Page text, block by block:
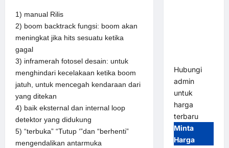
1) manual Rilis
2) boom backtrack fungsi: boom akan
meningkat jika hits sesuatu ketika
gagal
3) inframerah fotosel desain: untuk
menghindari kecelakaan ketika boom
jatuh, untuk mencegah kendaraan dari
yang ditekan
4) baik eksternal dan internal loop
detektor yang didukung
5) “terbuka” “Tutup ‘”dan “berhenti”
mengendalikan antarmuka
Hubungi
admin
untuk
harga
terbaru
Minta
Harga